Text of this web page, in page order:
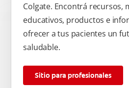
Colgate. Encontrá recursos,
educativos, productos e
ofrecer a tus pacientes un
saludable.
Sitio para profesionales